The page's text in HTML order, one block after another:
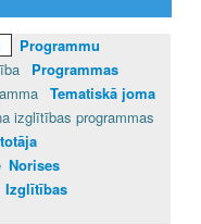
Programmu
Programmas
Tematiskā joma
izglītības programmas
Norises
Izglītības